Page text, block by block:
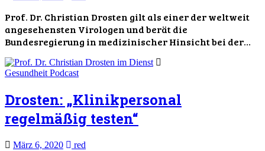
Prof. Dr. Christian Drosten gilt als einer der weltweit
angesehensten Virologen und berät die
Bundesregierung in medizinischer Hinsicht bei der…
Gesundheit Podcast
Drosten: „Klinikpersonal
regelmäßig testen“
März 6, 2020 red